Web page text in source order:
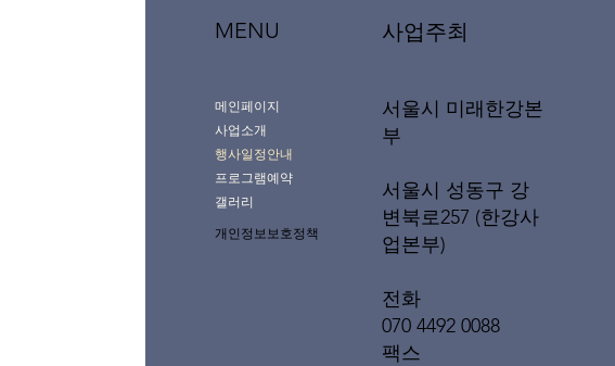
MENU
메인페이지
사업소개
행사일정안내
프로그램예약
갤러리
개인정보보호정책
사업주최
서울시 미래한강본
부
서울시 성동구 강
변북로257 (한강사
업본부)
전화
070 4492 0088
팩스